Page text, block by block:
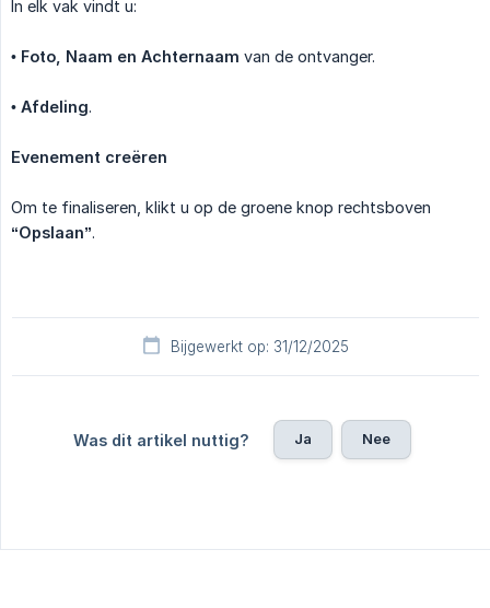
In elk vak vindt u:
• Foto, Naam en Achternaam van de ontvanger.
• Afdeling.
Evenement creëren
Om te finaliseren, klikt u op de groene knop rechtsboven
“Opslaan”.
Bijgewerkt op: 31/12/2025
Was dit artikel nuttig? Ja Nee